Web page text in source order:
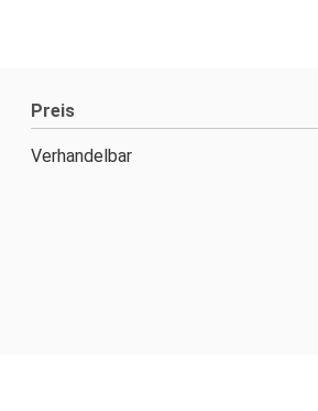
Preis
Verhandelbar